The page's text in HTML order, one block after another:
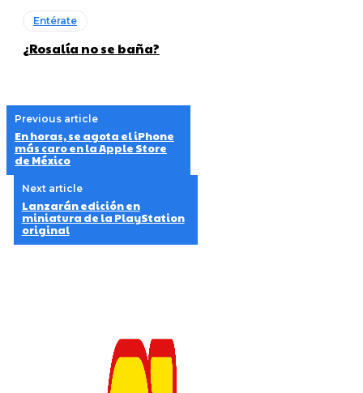
Entérate
¿Rosalía no se baña?
Previous article
En horas, se agota el iPhone
más caro en la Apple Store
de México
Next article
Lanzarán edición en
miniatura de la PlayStation
original